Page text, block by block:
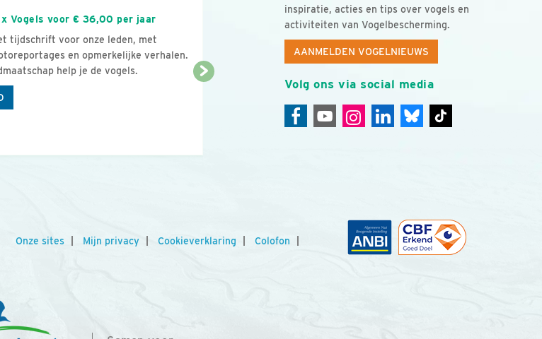
inspiratie, acties en tips over vogels en
activiteiten van Vogelbescherming.
AANMELDEN VOGELNIEUWS
Volg ons via social media
Vogels voor € 36,00 per jaar
tijdschrift voor onze leden, met
en opmerkelijke verhalen.
help je de vogels.
Onze sites Mijn privacy Cookieverklaring Colofon